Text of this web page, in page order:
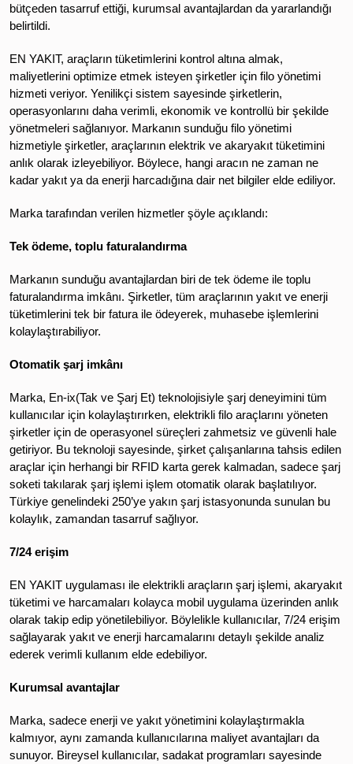
bütçeden tasarruf ettiği, kurumsal avantajlardan da yararlandığı
belirtildi.
EN YAKIT, araçların tüketimlerini kontrol altına almak,
maliyetlerini optimize etmek isteyen şirketler için filo yönetimi
hizmeti veriyor. Yenilikçi sistem sayesinde şirketlerin,
operasyonlarını daha verimli, ekonomik ve kontrollü bir şekilde
yönetmeleri sağlanıyor. Markanın sunduğu filo yönetimi
hizmetiyle şirketler, araçlarının elektrik ve akaryakıt tüketimini
anlık olarak izleyebiliyor. Böylece, hangi aracın ne zaman ne
kadar yakıt ya da enerji harcadığına dair net bilgiler elde ediliyor.
Marka tarafından verilen hizmetler şöyle açıklandı:
Tek ödeme, toplu faturalandırma
Markanın sunduğu avantajlardan biri de tek ödeme ile toplu
faturalandırma imkânı. Şirketler, tüm araçlarının yakıt ve enerji
tüketimlerini tek bir fatura ile ödeyerek, muhasebe işlemlerini
kolaylaştırabiliyor.
Otomatik şarj imkânı
Marka, En-ix(Tak ve Şarj Et) teknolojisiyle şarj deneyimini tüm
kullanıcılar için kolaylaştırırken, elektrikli filo araçlarını yöneten
şirketler için de operasyonel süreçleri zahmetsiz ve güvenli hale
getiriyor. Bu teknoloji sayesinde, şirket çalışanlarına tahsis edilen
araçlar için herhangi bir RFID karta gerek kalmadan, sadece şarj
soketi takılarak şarj işlemi işlem otomatik olarak başlatılıyor.
Türkiye genelindeki 250’ye yakın şarj istasyonunda sunulan bu
kolaylık, zamandan tasarruf sağlıyor.
7/24 erişim
EN YAKIT uygulaması ile elektrikli araçların şarj işlemi, akaryakıt
tüketimi ve harcamaları kolayca mobil uygulama üzerinden anlık
olarak takip edip yönetilebiliyor. Böylelikle kullanıcılar, 7/24 erişim
sağlayarak yakıt ve enerji harcamalarını detaylı şekilde analiz
ederek verimli kullanım elde edebiliyor.
Kurumsal avantajlar
Marka, sadece enerji ve yakıt yönetimini kolaylaştırmakla
kalmıyor, aynı zamanda kullanıcılarına maliyet avantajları da
sunuyor. Bireysel kullanıcılar, sadakat programları sayesinde